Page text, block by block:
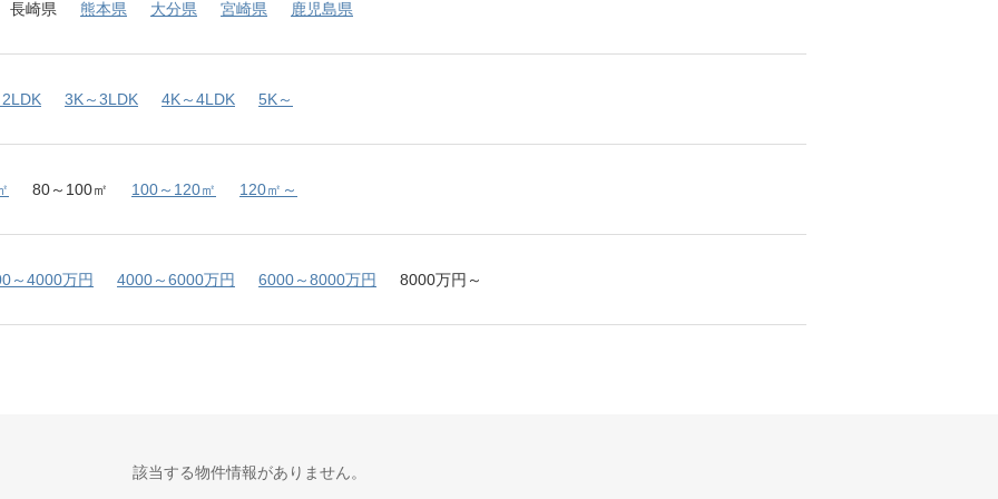
長崎県 熊本県 大分県 宮崎県 鹿児島県
3K～3LDK 4K～4LDK 5K～
80～100㎡ 100～120㎡ 120㎡～
～4000万円 4000～6000万円 6000～8000万円 8000万円～
該当する物件情報がありません。